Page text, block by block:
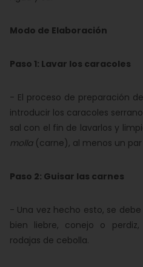
Modo de Elaboración
Paso 1: Lavar los caracoles
- El proceso de preparación
introducir los caracoles
sal con el fin de lavarlos y
molla(carne), al menos un par
Paso 2: Guisar las carnes
- Una vez hecho esto, se
bien liebre, conejo o
rodajas de cebolla.